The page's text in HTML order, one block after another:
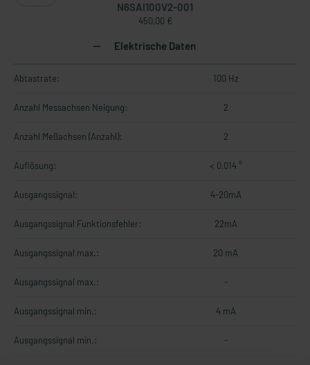
N6SAI100V2-001
450,00 €
Elektrische Daten
Abtastrate: 100 Hz
Anzahl Messachsen Neigung: 2
Anzahl Meßachsen (Anzahl): 2
Auflösung: < 0,014 °
Ausgangssignal: 4-20mA
Ausgangssignal Funktionsfehler: 22mA
Ausgangssignal max.: 20 mA
Ausgangssignal max.: -
Ausgangssignal min.: 4 mA
Ausgangssignal min.: -